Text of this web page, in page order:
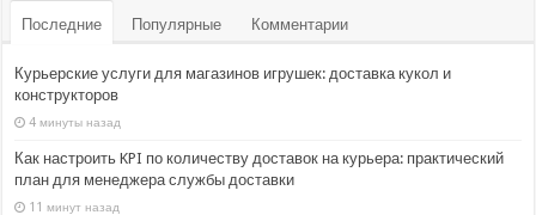
Последние Популярные Комментарии
Курьерские услуги для магазинов игрушек: доставка кукол и
конструкторов
4 минуты назад
Как настроить KPI по количеству доставок на курьера: практический
план для менеджера службы доставки
11 минут назад